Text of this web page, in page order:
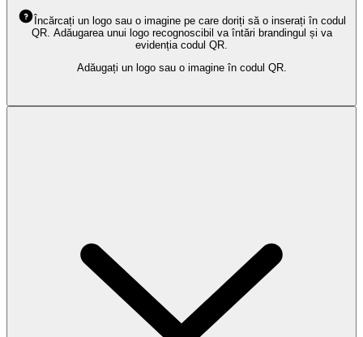
Încărcați un logo sau o imagine pe care doriți să o inserați în codul
QR. Adăugarea unui logo recognoscibil va întări brandingul și va
evidenția codul QR.
Adăugați un logo sau o imagine în codul QR.